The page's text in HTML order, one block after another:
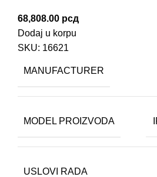
68,808.00 рсд
Dodaj u korpu
SKU: 16621
MANUFACTURER
MODEL PROIZVODA
USLOVI RADA